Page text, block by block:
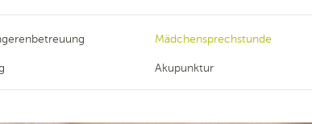
Mädchensprechstunde
Akupunktur